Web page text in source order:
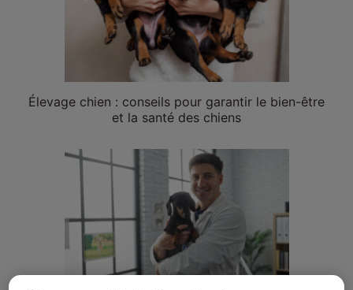
Élevage chien : conseils pour garantir le bien-être
et la santé des chiens